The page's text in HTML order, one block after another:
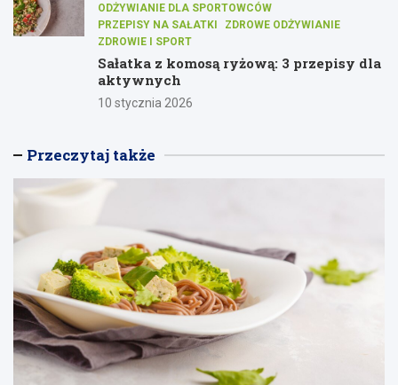
ODŻYWIANIE DLA SPORTOWCÓW
PRZEPISY NA SAŁATKI
ZDROWE ODŻYWIANIE
ZDROWIE I SPORT
Sałatka z komosą ryżową: 3 przepisy dla
aktywnych
10 stycznia 2026
Przeczytaj także